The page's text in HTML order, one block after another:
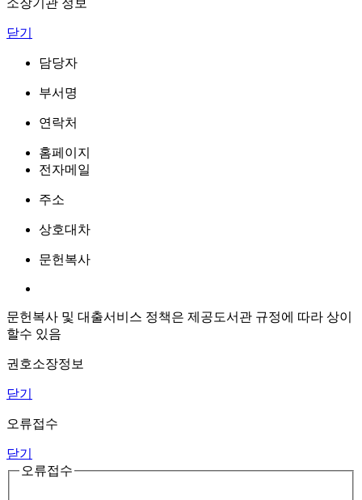
닫기
담당자
부서명
연락처
홈페이지
전자메일
주소
상호대차
문헌복사
문헌복사 및 대출서비스 정책은 제공도서관 규정에 따라 상이
할수 있음
권호소장정보
닫기
오류접수
닫기
오류접수